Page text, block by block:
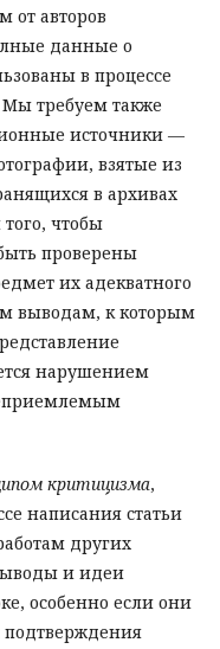
от авторов
данные о
в процессе
требуем также
источники —
взятые из
в архивах
чтобы
проверены
их адекватного
выводам, к которым
нарушением
критицизма,
написания статьи
других
и идеи
особенно если они
подтверждения